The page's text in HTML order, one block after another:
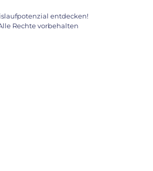
entdecken!
Rechte vorbehalten